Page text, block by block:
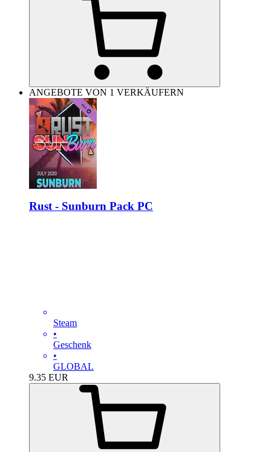
ANGEBOTE VON 1 VERKÄUFERN
Rust - Sunburn Pack PC
Steam
•
Geschenk
•
GLOBAL
9.35 EUR